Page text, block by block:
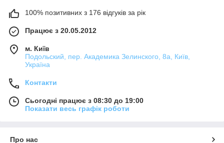
100% позитивних з 176 відгуків за рік
Працює з 20.05.2012
м. Київ
Подольский, пер. Академика Зелинского, 8а, Київ,
Україна
Контакти
Сьогодні працює з 08:30 до 19:00
Показати весь графік роботи
Про нас